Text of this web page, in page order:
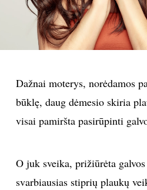
ASTROLOGIJA
LAISVALAIKIS
KINAS
Dažnai moterys, norėdamos
būklę, daug dėmesio skiria
visai pamiršta pasirūpinti
O juk sveika, prižiūrėta
svarbiausias stiprių plaukų